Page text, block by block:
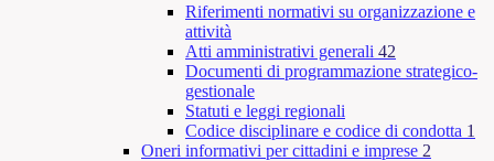
Riferimenti normativi su organizzazione e
attività
Atti amministrativi generali 42
Documenti di programmazione strategico-
gestionale
Statuti e leggi regionali
Codice disciplinare e codice di condotta 1
Oneri informativi per cittadini e imprese 2